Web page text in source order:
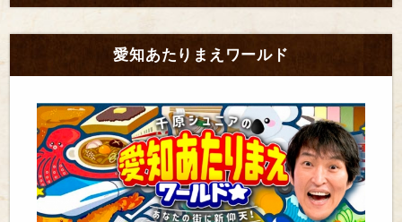
愛知あたりまえワールド